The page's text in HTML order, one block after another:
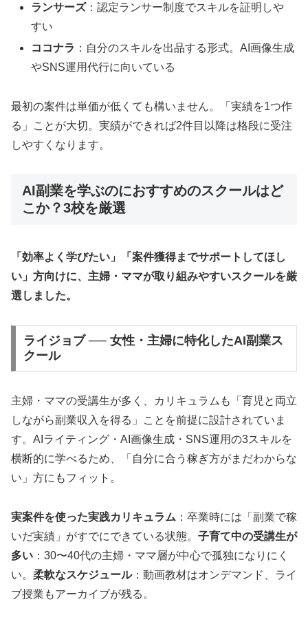
ランサーズ：認定ランサー制度でスキルを証明しや
すい
ココナラ ：自分のスキルを出品する形式。AI画像生成
やSNS運用代行に向いている
最初の案件は単価が低くても構いません。「実績を1つ作
る」ことが大切。実績ができれば2件目以降は格段に受注
しやすくなります。
AI副業を学ぶのにおすすめのスクールはど
こか？3校を厳選
「効率よく学びたい」「案件獲得までサポートしてほし
い」方向けに、主婦・ママが取り組みやすいスクールを厳
選しました。
ライジョブ ── 女性・主婦に特化したAI副業ス
クール
主婦・ママの受講生が多く、カリキュラムも「育児と両立
しながら副業収入を得る」ことを前提に設計されていま
す。AIライティング・AI画像生成・SNS運用の3スキルを
横断的に学べるため、「自分に合う稼ぎ方がまだわからな
い」方にもフィット。
実案件を使った実践カリキュラム ：卒業時には「副業で稼
いだ実績」がすでにできている状態。 子育て中の受講生が
多い ：30〜40代の主婦・ママ層が中心で孤独になりにく
い。 柔軟なスケジュール：動画教材はオンデマンド、ライ
ブ授業もアーカイブが残る。